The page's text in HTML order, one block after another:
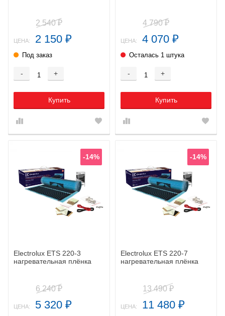
2 540₽
ЦЕНА: 2 150 ₽
Под заказ
- +
Купить
4 790₽
ЦЕНА: 4 070 ₽
Осталась 1 штука
- +
Купить
-14%
Electrolux ETS 220-3
нагревательная плёнка
6 240₽
ЦЕНА: 5 320 ₽
-14%
Electrolux ETS 220-7
нагревательная плёнка
13 490 ₽
ЦЕНА: 11 480 ₽